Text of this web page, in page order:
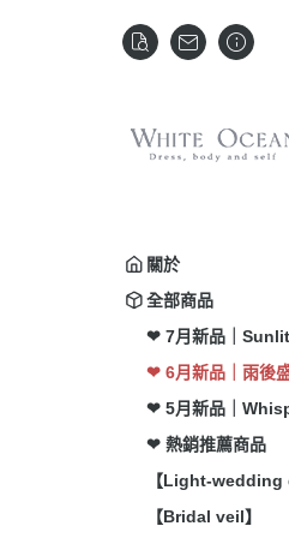
關於
全部商品
❤ 7月新品｜
❤ 6月新品｜雨後
❤ 5月新品｜
❤ 熱銷推薦商品
【Light-wedding
【Bridal veil】